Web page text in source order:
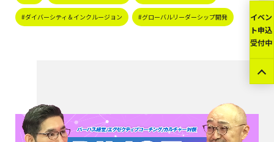
イベン
ト申込
受付中
#ダイバーシティ＆インクルージョン #グローバルリーダーシップ開発